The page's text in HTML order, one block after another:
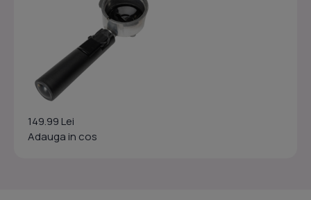
149.99 Lei
Adauga in cos